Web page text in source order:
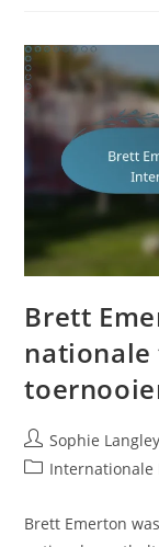
Brett
Post
author:
Sophie Langley
PostInternationale
Brett Emerton